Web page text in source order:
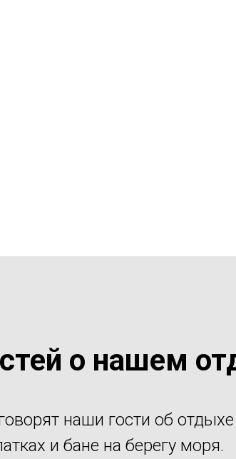
о нашем
наши гости об
и бане на берегу моря.